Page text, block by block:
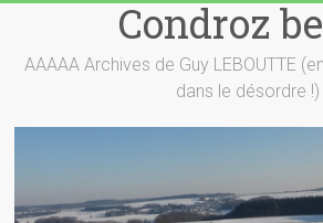
content
Condroz
AAAAA Archives de Guy LEBOUTTE
dans le désordre !)